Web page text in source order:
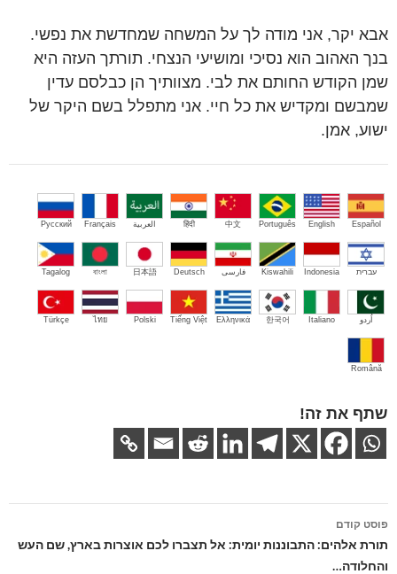
אבא יקר, אני מודה לך על המשחה שמחדשת את נפשי.
בנך האהוב הוא נסיכי ומושיעי הנצחי. תורתך העזה היא
שמן הקודש החותם את לבי. מצוותיך הן כבלסם עדין
שמבשם ומקדיש את כל חיי. אני מתפלל בשם היקר של
ישוע, אמן.
Español
English
Português
中文
हिंदी العربية Français
Русский
עברית Indonesia
Kiswahili فارسی Deutsch
日本語
বাংলা
Tagalog
اُردو Italiano
한국어
Ελληνικά
Tiếng Việt
Polski
ไทย
Türkçe
Română
שתף את זה!
ניווט
בפוסטים
פוסט קודם
תורת אלהים: התבוננות יומית: אל תצברו לכם אוצרות בארץ, שם העש
והחלודה…